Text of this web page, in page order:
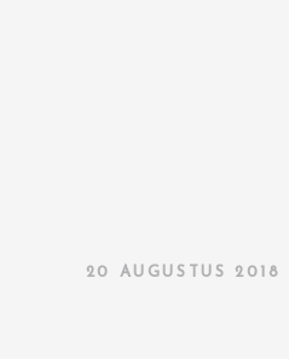
20 AUGUSTUS 2018